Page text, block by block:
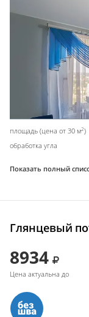
площадь (цена от 30 м2)
обработка угла
Показать полный
Глянцевый
8934
Цена актуальна до